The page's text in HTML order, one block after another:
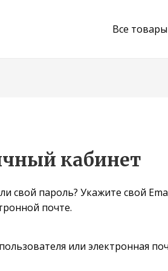
Все товары
кабинет
свой пароль? Укажите свой
почте.
или электронная